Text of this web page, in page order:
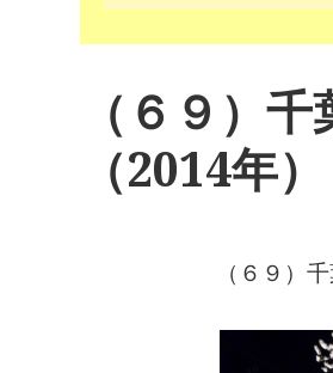
（６９）
（2014年）
（６９）